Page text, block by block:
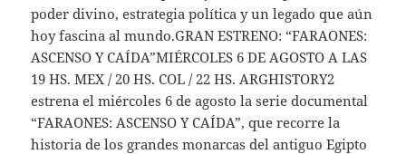
poder divino, estrategia política y un legado que aún
hoy fascina al mundo.GRAN ESTRENO: “FARAONES:
ASCENSO Y CAÍDA”MIÉRCOLES 6 DE AGOSTO A LAS
19 HS. MEX / 20 HS. COL / 22 HS. ARGHISTORY2
estrena el miércoles 6 de agosto la serie documental
“FARAONES: ASCENSO Y CAÍDA”, que recorre la
historia de los grandes monarcas del antiguo Egipto